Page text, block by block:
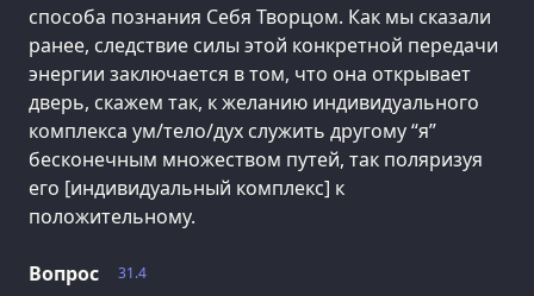
способа познания Себя Творцом. Как мы сказали
ранее, следствие силы этой конкретной передачи
энергии заключается в том, что она открывает
дверь, скажем так, к желанию индивидуального
комплекса ум/тело/дух служить другому “я”
бесконечным множеством путей, так поляризуя
его [индивидуальный комплекс] к
положительному.
31.4
Вопрос